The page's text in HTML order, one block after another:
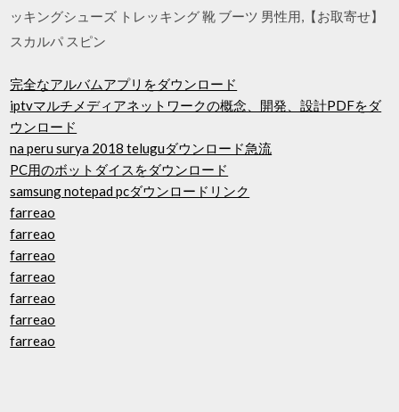
ッキングシューズ トレッキング 靴 ブーツ 男性用,【お取寄せ】
スカルパ スピン
完全なアルバムアプリをダウンロード
iptvマルチメディアネットワークの概念、開発、設計PDFをダ
ウンロード
na peru surya 2018 teluguダウンロード急流
PC用のボットダイスをダウンロード
samsung notepad pcダウンロードリンク
farreao
farreao
farreao
farreao
farreao
farreao
farreao